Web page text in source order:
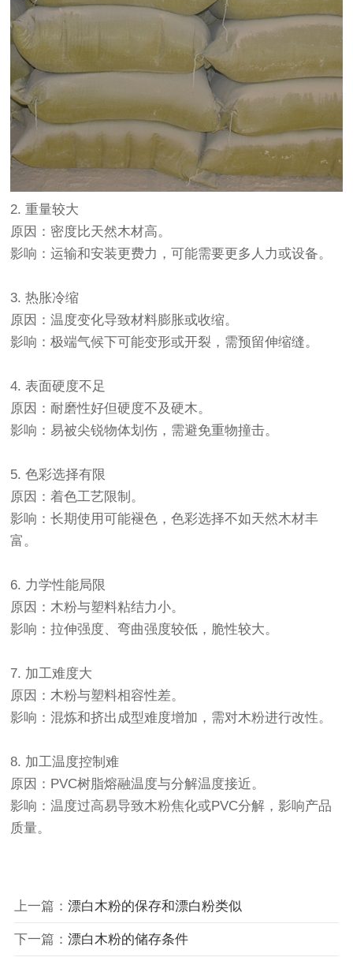
2. ‌重量较大‌
原因‌：密度比天然木材高。
影响‌：运输和安装更费力，可能需要更多人力或设备。
3. ‌热胀冷缩‌
原因‌：温度变化导致材料膨胀或收缩。
影响‌：极端气候下可能变形或开裂，需预留伸缩缝。
4. ‌表面硬度不足‌
原因‌：耐磨性好但硬度不及硬木。
影响‌：易被尖锐物体划伤，需避免重物撞击。
5. ‌色彩选择有限‌
原因‌：着色工艺限制。
影响‌：长期使用可能褪色，色彩选择不如天然木材丰
富。
6. ‌力学性能局限‌
原因‌：木粉与塑料粘结力小。
影响‌：拉伸强度、弯曲强度较低，脆性较大。
7. ‌加工难度大‌
原因‌：木粉与塑料相容性差。
影响‌：混炼和挤出成型难度增加，需对木粉进行改性。
8. ‌加工温度控制难‌
原因‌：PVC树脂熔融温度与分解温度接近。
影响‌：温度过高易导致木粉焦化或PVC分解，影响产品
质量。
上一篇： 漂白木粉的保存和漂白粉类似
下一篇： 漂白木粉的储存条件